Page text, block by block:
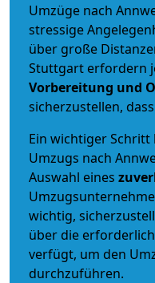
Umzüge nach
stressige
über große
Stuttgart erfordern
Vorbereitung und
sicherzustellen,
Ein wichtiger
Umzugs nach
Auswahl eines
wichtig,
über die
verfügt, um den
durchzuführen.